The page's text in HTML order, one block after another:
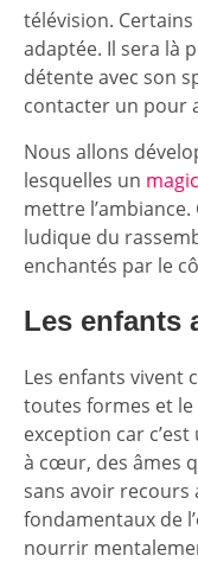
télévision.
adaptée. Il sera là
détente avec son
contacter un pour
Nous allons
lesquelles un
mettre
ludique du
enchantés par le
Les enfants
Les enfants vivent
toutes formes et le
exception car
à cœur, des âmes
sans avoir recours
fondamentaux de
nourrir